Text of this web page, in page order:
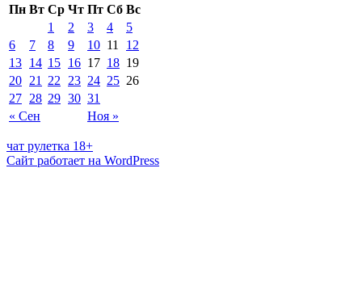
Пн Вт Ср Чт Пт Сб Вс
« Сен Ноя »
1 2 3 4
5
6
7 8 9 10 11
12
13 14 15 16 17 18 19
20 21 22 23 24 25 26
27 28 29 30 31
чат рулетка 18+
Сайт работает на WordPress